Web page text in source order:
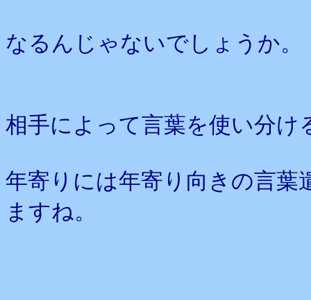
なるんじゃないでしょうか。
相手によって言葉を使い分け
年寄りには年寄り向きの言
ますね。